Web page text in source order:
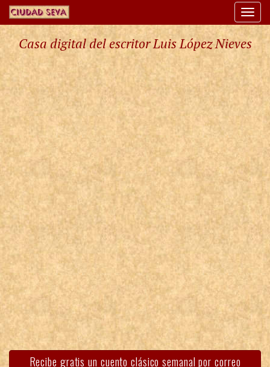
Casa digital del escritor Luis López Nieves
Recibe gratis un cuento clásico semanal por correo